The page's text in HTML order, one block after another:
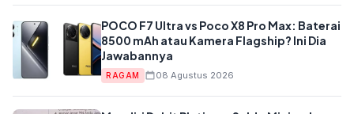
POCO F7 Ultra vs Poco X8 Pro Max: Baterai
8500 mAh atau Kamera Flagship? Ini Dia
Jawabannya
RAGAM 08 Agustus 2026